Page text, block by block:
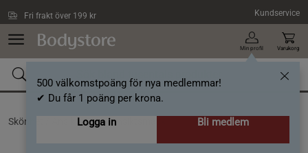
Fri frakt över 199 kr Kundservice
Min profil
500 välkomstpoäng för nya medlemmar!
✔ Du får 1 poäng per krona.
Logga in
Bli medlem
Varukorg
Skönhet / Ansiktsvård /Ansiktsmask